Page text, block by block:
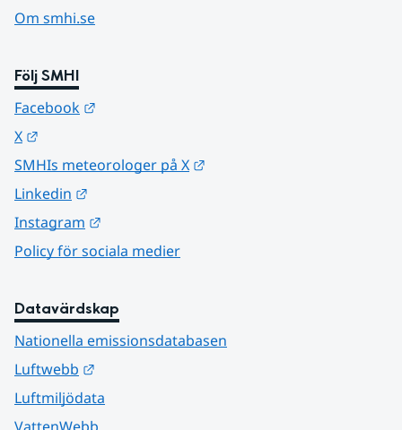
Om smhi.se
Följ SMHI
Facebook
X
SMHIs meteorologer på X
Linkedin
Instagram
Policy för sociala medier
Datavärdskap
Nationella emissionsdatabasen
Luftwebb
Luftmiljödata